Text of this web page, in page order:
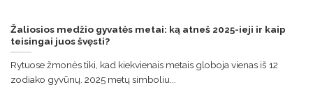
Žaliosios medžio gyvatės metai: ką atneš 2025-ieji ir kaip
teisingai juos švęsti?
Rytuose žmonės tiki, kad kiekvienais metais globoja vienas iš 12
zodiako gyvūnų. 2025 metų simboliu...